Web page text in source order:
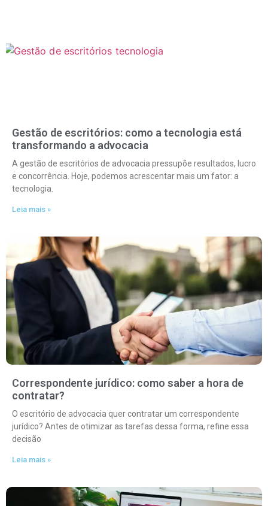
Gestão de escritórios: como a tecnologia está
transformando a advocacia
A gestão de escritórios de advocacia pressupõe resultados, lucro
e concorrência. Hoje, podemos acrescentar mais um fator: a
tecnologia.
Leia mais »
Correspondente jurídico: como saber a hora de
contratar?
O escritório de advocacia quer contratar um correspondente
jurídico? Antes de otimizar as tarefas dessa forma, refine essa
decisão
Leia mais »